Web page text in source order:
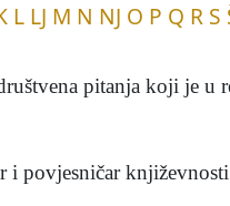
L LJ M N NJ O P Q R S
pitanja koji je u
povjesničar